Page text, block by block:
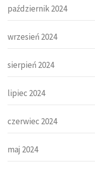
październik 2024
wrzesień 2024
sierpień 2024
lipiec 2024
czerwiec 2024
maj 2024